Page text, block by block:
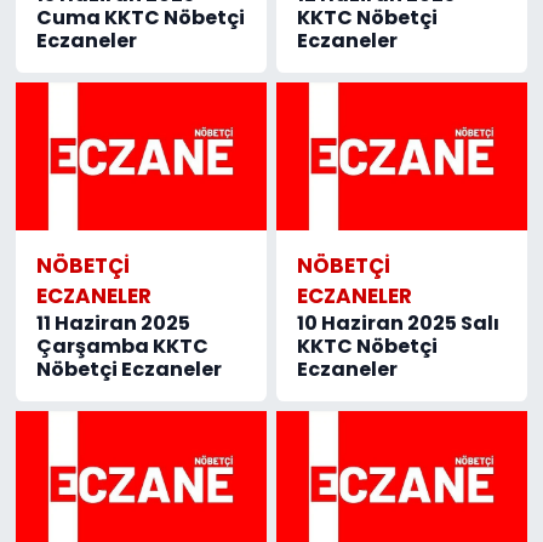
Cuma KKTC Nöbetçi
Eczaneler
KKTC Nöbetçi
Eczaneler
NÖBETÇI
ECZANELER
11 Haziran 2025
Çarşamba KKTC
Nöbetçi Eczaneler
NÖBETÇI
ECZANELER
10 Haziran 2025 Salı
KKTC Nöbetçi
Eczaneler